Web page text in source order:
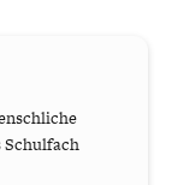
Schulfach